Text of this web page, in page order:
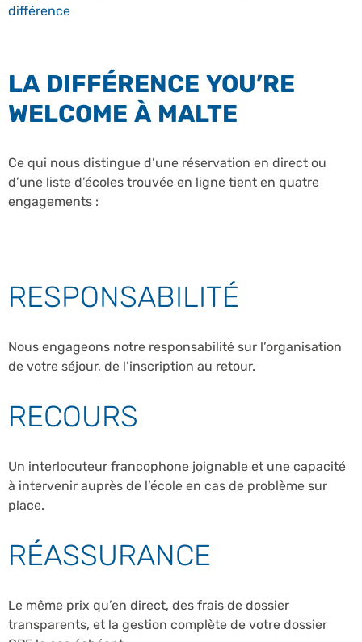
différence
LA DIFFÉRENCE YOU’RE
WELCOME À MALTE
Ce qui nous distingue d’une réservation en direct ou
d’une liste d’écoles trouvée en ligne tient en quatre
engagements :
RESPONSABILITÉ
Nous engageons notre responsabilité sur l’organisation
de votre séjour, de l’inscription au retour.
RECOURS
Un interlocuteur francophone joignable et une capacité
à intervenir auprès de l’école en cas de problème sur
place.
RÉASSURANCE
Le même prix qu’en direct, des frais de dossier
transparents, et la gestion complète de votre dossier